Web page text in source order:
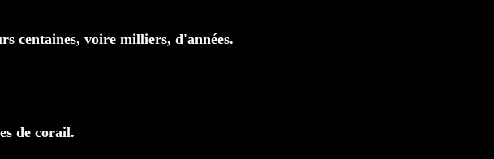
centaines, voire milliers, d'années.
de corail.